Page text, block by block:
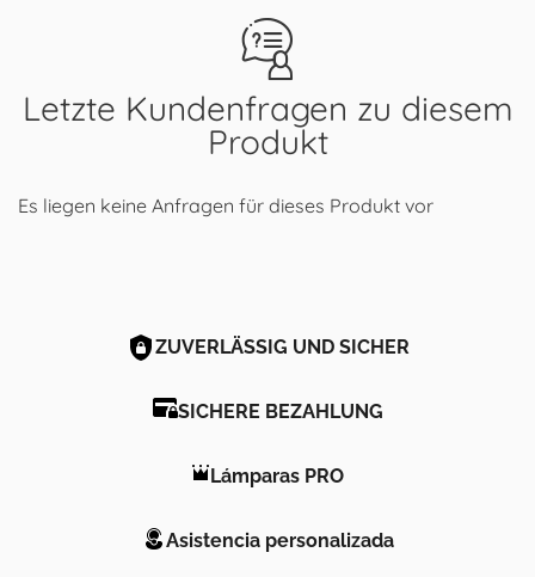
Letzte Kundenfragen zu diesem
Produkt
Es liegen keine Anfragen für dieses Produkt vor
ZUVERLÄSSIG UND SICHER
SICHERE BEZAHLUNG
Lámparas PRO
Asistencia personalizada